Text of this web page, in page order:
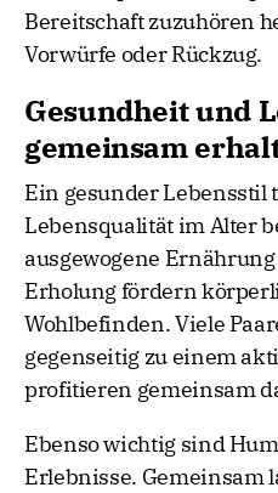
Bereitschaft zuzuhören
Vorwürfe oder Rückzug.
Gesundheit und
gemeinsam
Ein gesunder Lebensstil
Lebensqualität im Alter
ausgewogene
Erholung fördern
Wohlbefinden. Viele
gegenseitig zu einem
profitieren gemeinsam
Ebenso wichtig sind
Erlebnisse. Gemeinsam